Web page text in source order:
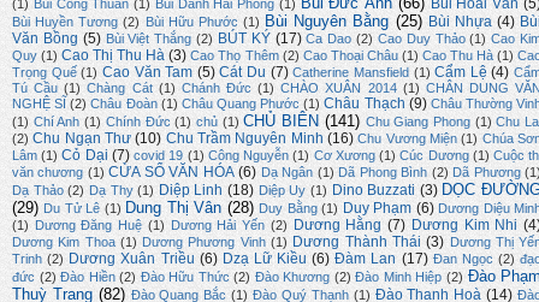
(1) Bùi Công Thuấn (1) Bùi Danh Hải Phong (1) Bùi Hoài Vân
Bùi Huyền Tương (2) Bùi Hữu Phước (1) Bùi Nguyên Bằng (25) Bùi Nhựa (4)
Văn Bồng (5) Bùi Việt Thắng (2) BÚT KÝ (17) Ca Dao (2) Cao Duy Thảo (1) Cao
Quy (1) Cao Thị Thu Hà (3) Cao Thọ Thêm (2) Cao Thoại Châu (1) Cao Thu Hà (1)
Trọng Quế (1) Cao Văn Tam (5) Cát Du (7) Catherine Mansfield (1) Cẩm Lệ (4)
Tú Cầu (1) Chàng Cát (1) Chánh Đức (1) CHÀO XUÂN 2014 (1) CHÂN DUNG
NGHỆ SĨ (2) Châu Đoàn (1) Châu Quang Phước (1) Châu Thạch (9) Châu Thường
(1) Chí Anh (1) Chính Đức (1) chủ (1) CHỦ BIÊN (141) Chu Giang Phong (1) Chu
(2) Chu Ngạn Thư (10) Chu Trầm Nguyên Minh (16) Chu Vương Miện (1) Chúa
Lâm (1) Cỏ Dại (7) covid 19 (1) Công Nguyễn (1) Cơ Xương (1) Cúc Dương (1) Cuộc
văn chương (1) CỬA SỔ VĂN HÓA (6) Dạ Ngân (1) Dã Phong Bình (2) Dã Phương
Dạ Thảo (2) Dạ Thy (1) Diệp Linh (18) Diệp Uy (1) Dino Buzzati (3) DỌC
(29) Du Tử Lê (1) Dung Thị Vân (28) Duy Bằng (1) Duy Phạm (6) Dương Diệu
(1)
Dương Đăng Huệ (1) Dương Hải Yến (2) Dương Hằng (7) Dương Kim Nhi
Dương Kim Thoa (1) Dương Phương Vinh (1) Dương Thành Thái (3) Dương Thị
Trinh (2) Dương Xuân Triều (6) Dzạ Lữ Kiều (6) Đàm Lan (17) Đan Ngọc (2)
đức (2) Đào Hiền (2) Đào Hữu Thức (2) Đào Khương (2) Đào Minh Hiệp (2) Đào
Thuỳ Trang (82) Đào Quang Bắc (1) Đào Quý Thạnh (1) Đào Thanh Hoà (14)